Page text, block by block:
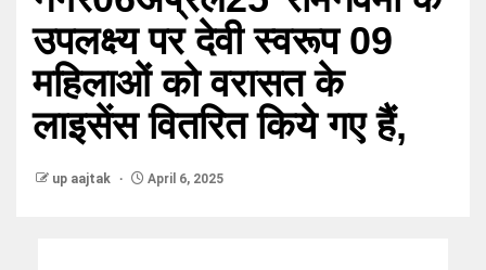
उपलक्ष्य पर देवी स्वरूप 09
महिलाओं को वरासत के
लाइसेंस वितरित किये गए हैं,
up aajtak April 6, 2025